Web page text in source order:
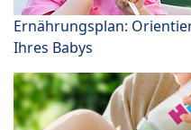
Ernährungsplan:
Ihres Babys